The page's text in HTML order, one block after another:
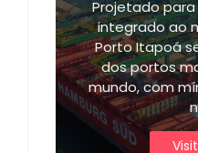
Projetado
integrado ao
Porto Itapoá
dos portos
mundo, com